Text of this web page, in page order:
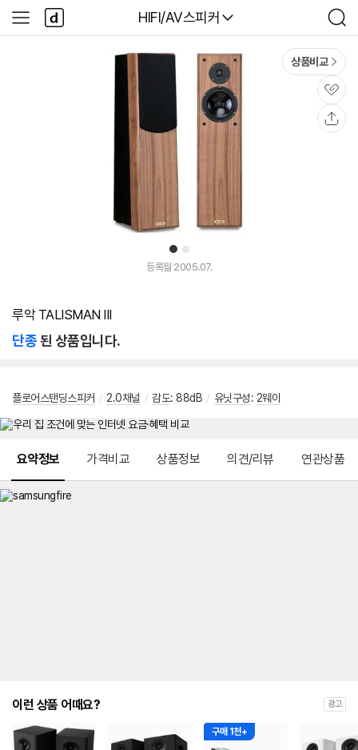
다나와
HIFI/AV스피커
검
색
사
이
다
나
와
1 2
상품비교
관
심
등록월 2005.07.
루악 TALISMAN III
단종된 상품입니다.
플로어스탠딩스피커 / 2.0채널 / 감도: 88dB / 유닛구성: 2웨이
요약정보 가격비교 상품정보 의견/리뷰 연관상품
이런 상품 어때요? 광고
구매 1천+